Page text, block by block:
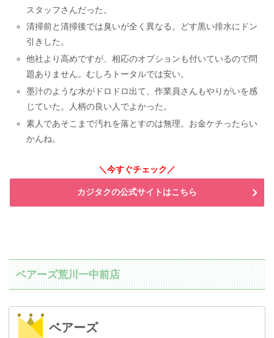
スタッフさんだった。
清掃前と清掃後では臭いが全く異なる。どす黒い排水にドン
引きした。
他社より高めですが、相応のオプションも付いているので問
題ありません。むしろトータルでは安い。
墨汁のような水がドロドロ出て、作業員さんもやりがいを感
じていた。人柄の良い人でよかった。
素人であそこまで汚れを落とすのは無理。お金ケチったらい
かんね。
＼今すぐチェック／
カジタクの公式サイトはこちら
ベアーズ荒川一中前店
ベアーズ